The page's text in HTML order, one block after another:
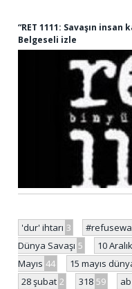
“RET 1111: Savaşın
Belgeseli izle
'dur' ihtarı 3
Dünya Savaşı 5 10 Aralık
Mayıs 44 15 mayıs
28 şubat 2 318 59 ab